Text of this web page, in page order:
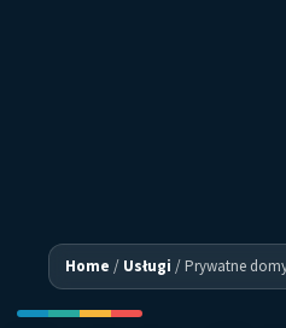
Home / Usługi /Prywatne